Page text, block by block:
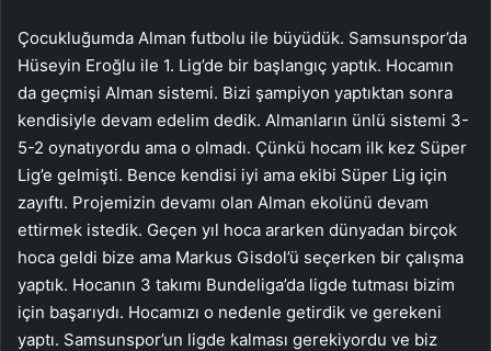
Çocukluğumda Alman futbolu ile büyüdük. Samsunspor’da
Hüseyin Eroğlu ile 1. Lig’de bir başlangıç yaptık. Hocamın
da geçmişi Alman sistemi. Bizi şampiyon yaptıktan sonra
kendisiyle devam edelim dedik. Almanların ünlü sistemi 3-
5-2 oynatıyordu ama o olmadı. Çünkü hocam ilk kez Süper
Lig’e gelmişti. Bence kendisi iyi ama ekibi Süper Lig için
zayıftı. Projemizin devamı olan Alman ekolünü devam
ettirmek istedik. Geçen yıl hoca ararken dünyadan birçok
hoca geldi bize ama Markus Gisdol’ü seçerken bir çalışma
yaptık. Hocanın 3 takımı Bundeliga’da ligde tutması bizim
için başarıydı. Hocamızı o nedenle getirdik ve gerekeni
yaptı. Samsunspor’un ligde kalması gerekiyordu ve biz